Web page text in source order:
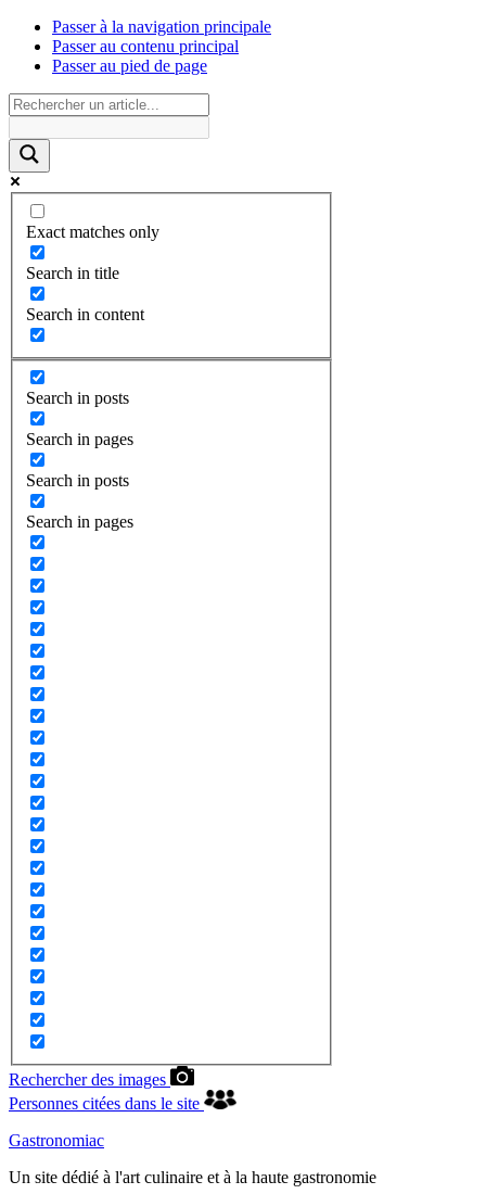
Passer à la navigation principale
Passer au contenu principal
Passer au pied de page
Exact matches only
Search in title
Search in content
Search in posts
Search in pages
Search in posts
Search in pages
Rechercher des images
Personnes citées dans le site
Gastronomiac
Un site dédié à l'art culinaire et à la haute gastronomie